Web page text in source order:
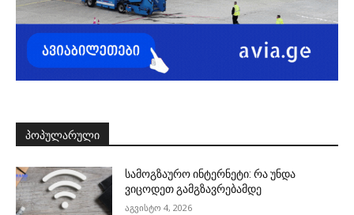
ᲞᲝᲞᲣᲚᲐᲠᲣᲚᲘ
სამოგზაურო ინტერნეტი: რა უნდა
ვიცოდეთ გამგზავრებამდე
აგვისტო 4, 2026